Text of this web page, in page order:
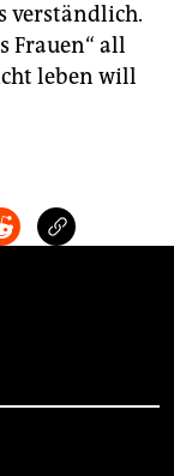
verständlich.
Frauen“ all
leben will